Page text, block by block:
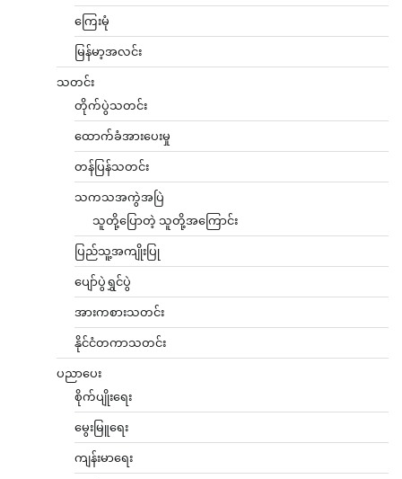
ကြေးမုံ
မြန်မာ့အလင်း
သတင်း
တိုက်ပွဲသတင်း
ထောက်ခံအားပေးမှု
တန်ပြန်သတင်း
သကသအကွဲအပြဲ
သူတို့ပြောတဲ့ သူတို့အကြောင်း
ပြည်သူ့အကျိုးပြု
ပျော်ပွဲရွှင်ပွဲ
အားကစားသတင်း
နိုင်ငံတကာသတင်း
ပညာပေး
စိုက်ပျိုးရေး
မွေးမြူရေး
ကျန်းမာရေး